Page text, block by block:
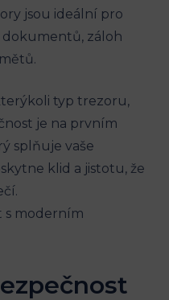
jsou ideální pro
záloh
typ trezoru,
je na prvním
splňuje vaše
klid a jistotu, že